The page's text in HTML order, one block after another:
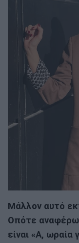
Μάλλον αυτό
Οπότε
είναι «Α, ωραία